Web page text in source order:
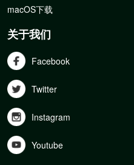
macOS下载
关于我们
Facebook
Twitter
Instagram
Youtube